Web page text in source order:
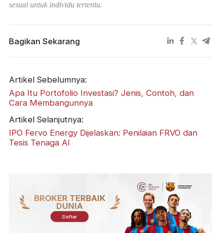
sesuai untuk individu tertentu.
Bagikan Sekarang
Artikel Sebelumnya:
Apa Itu Portofolio Investasi? Jenis, Contoh, dan
Cara Membangunnya
Artikel Selanjutnya:
IPO Fervo Energy Dijelaskan: Penilaian FRVO dan
Tesis Tenaga AI
BROKER TERBAIK
DUNIA
Daftar